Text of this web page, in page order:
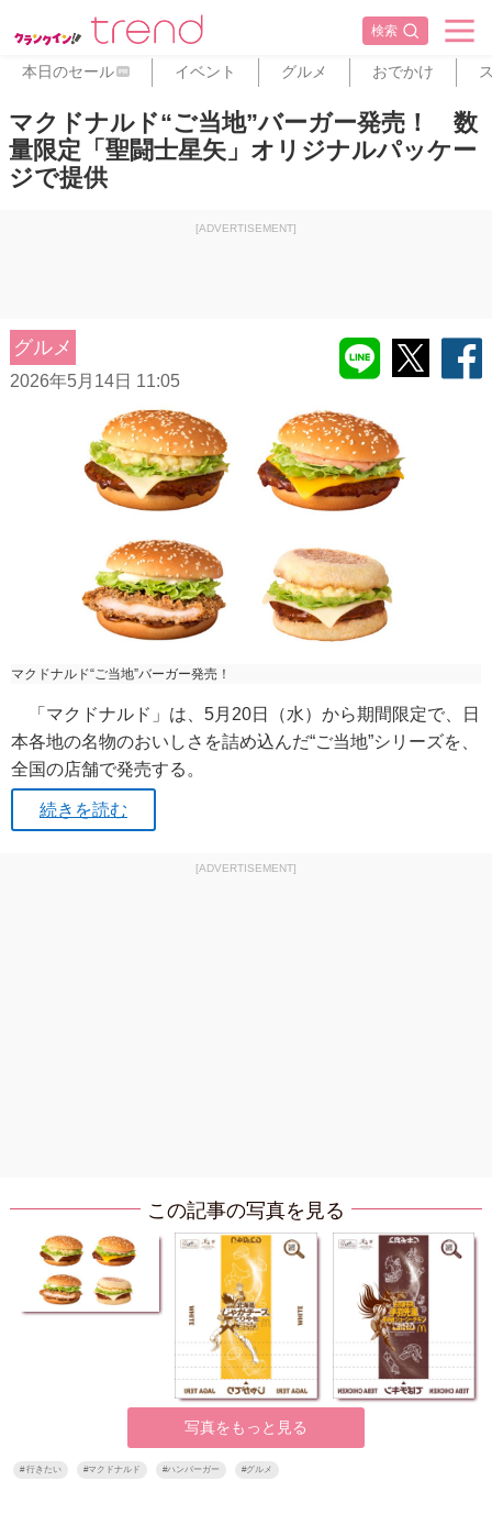
検索
本日のセール PR イベント グルメ おでかけ
マクドナルド“ご当地”バーガー発売！ 数
量限定「聖闘士星矢」オリジナルパッケー
ジで提供
[ADVERTISEMENT]
グルメ
2026年5月14日 11:05
マクドナルド“ご当地”バーガー発売！
「マクドナルド」は、5月20日（水）から期間限定で、日
本各地の名物のおいしさを詰め込んだ“ご当地”シリーズを、
全国の店舗で発売する。
続きを読む
[ADVERTISEMENT]
この記事の写真を見る
写真をもっと見る
#行きたい #マクドナルド #ハンバーガー #グルメ